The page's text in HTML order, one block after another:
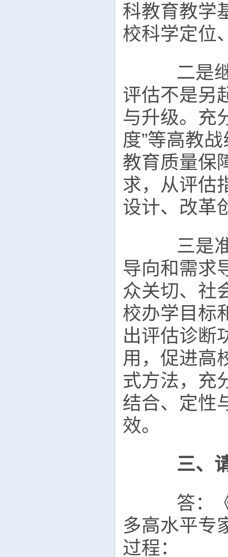
科教育教学
校科学定位
二是继
评估不是另
与升级。充
度”等高教
教育质量保
求，从评估
设计、改革
三是准
导向和需求
众关切、社
校办学目标
出评估诊断
用，促进高
式方法，充
结合、定性
效。
三、
答：《
多高水平专
过程：